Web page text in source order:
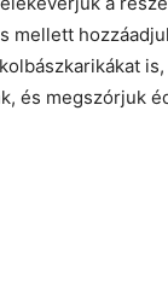
mellett
és megszórjuk